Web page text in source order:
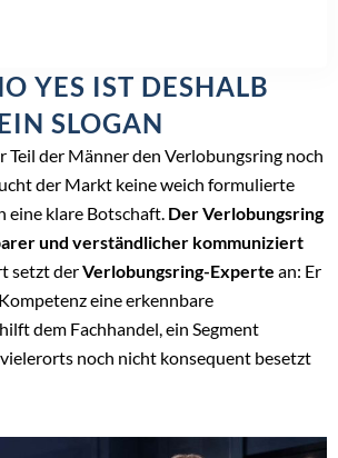
YES IST DESHALB
SLOGAN
Teil der Männer den Verlobungsring noch
der Markt keine weich formulierte
eine klare Botschaft. Der Verlobungsring
und verständlicher kommuniziert
setzt derVerlobungsring-Experte an: Er
eine erkennbare
dem Fachhandel, ein Segment
noch nicht konsequent besetzt